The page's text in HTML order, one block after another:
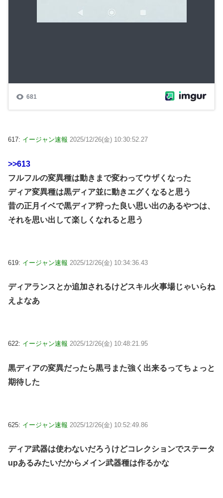
617: イージャン速報 2025/12/26(金) 10:30:52.27
>>613
フルフルの変異種は動きまで変わってウザくなった
ディア変異種は黒ディア並に動きエグくなると思う
昔の正月イベで黒ディア狩った良い思い出のあるやつは、
それを思い出して楽しくなれると思う
619: イージャン速報 2025/12/26(金) 10:34:36.43
ディアランスとか追加されるけどスキル火事場じゃいらね
えよなあ
622: イージャン速報 2025/12/26(金) 10:48:21.95
黒ディアの変異だったら黒弓また強く出来るってちょっと
期待した
625: イージャン速報 2025/12/26(金) 10:52:49.86
ディア武器は使わないだろうけどコレクションでステータ
upあるみたいだからメイン武器種は作るかな